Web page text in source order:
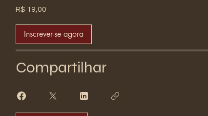
R$ 19,00
Inscrever-se agora
Compartilhar